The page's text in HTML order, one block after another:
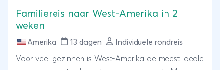
Familiereis naar West-Amerika in 2
weken
Amerika 13 dagen Individuele rondreis
Voor veel gezinnen is West-Amerika de meest ideale